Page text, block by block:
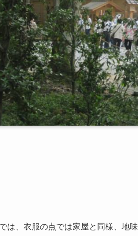
では、衣服の点では家屋と同様、地